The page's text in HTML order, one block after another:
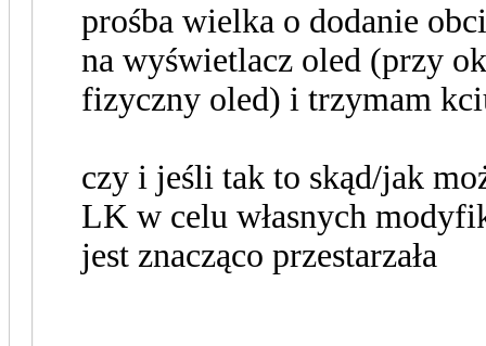
prośba wielka o dodanie
na wyświetlacz oled (przy
fizyczny oled) i trzymam
czy i jeśli tak to skąd/jak
LK w celu własnych
jest znacząco przestarzała